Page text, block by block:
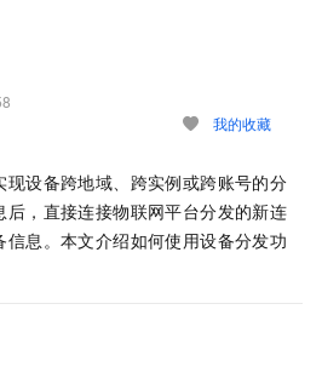
我的收藏
设备跨地域、跨实例或跨账号的分
，直接连接物联网平台分发的新连
息。本文介绍如何使用设备分发功